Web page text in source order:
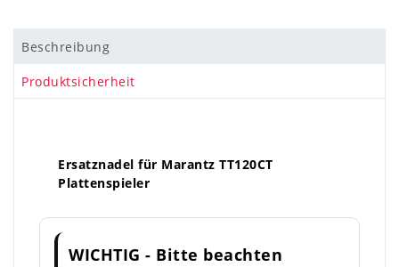
Beschreibung
Produktsicherheit
Ersatznadel für Marantz TT120CT
Plattenspieler
WICHTIG - Bitte beachten